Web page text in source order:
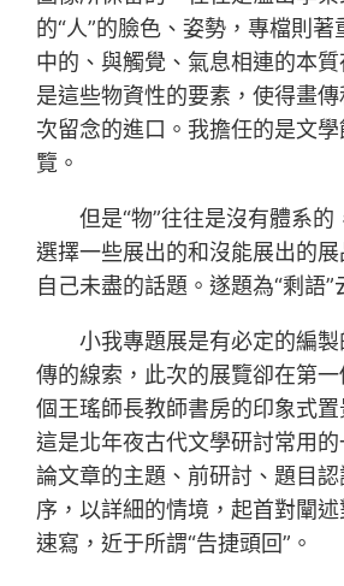
的“人”的臉色、姿勢，專檔則著
中的、與觸覺、氣息相連的本
是這些物資性的要素，使得畫
次留念的進口。我擔任的是文
覽。
但是“物”往往是沒有體系的
選擇一些展出的和沒能展出的
自己未盡的話題。遂題為“剩語”
小我專題展是有必定的編製
傳的線索，此次的展覽卻在第
個王瑤師長教師書房的印象式置
這是北年夜古代文學研討常用
論文章的主題、前研討、題目
序，以詳細的情境，起首對闡
速寫，近于所謂“告捷頭回”。